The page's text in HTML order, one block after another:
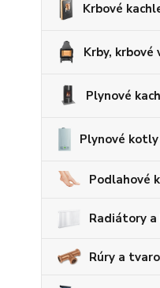
Krbové
Krby, krbové
Plynové
Plynové kotly
Podlahové
Radiátory
Rúry a